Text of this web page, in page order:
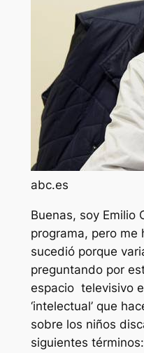
abc.es
Buenas, soy Emilio
programa, pero me
sucedió porque
preguntando por
espacio televisivo
‘intelectual’ que
sobre los niños
siguientes